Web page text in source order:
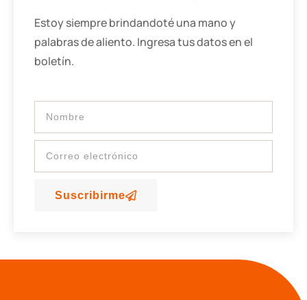
Estoy siempre brindandoté una mano y
palabras de aliento. Ingresa tus datos en el
boletín.
Suscribirme